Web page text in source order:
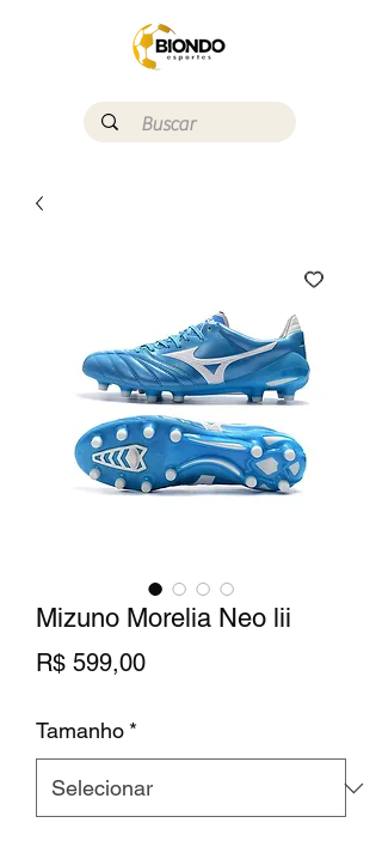
Mizuno Morelia Neo lii
R$ 599,00Preço
Tamanho *